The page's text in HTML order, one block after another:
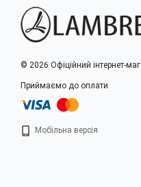
© 2026 Офіційний інтернет-
Приймаємо до оплати
Мобільна версія